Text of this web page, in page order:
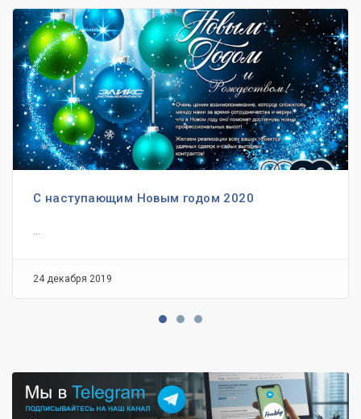
С наступающим Новым годом 2020
24 декабря 2019